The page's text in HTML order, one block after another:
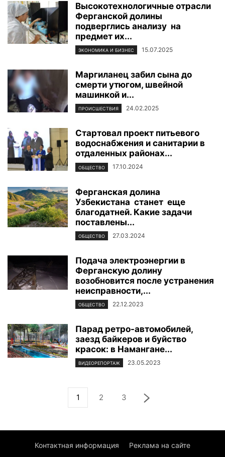
Высокотехнологичные отрасли
Ферганской долины
подверглись анализу на
предмет их...
ЭКОНОМИКА И БИЗНЕС 15.07.2025
Маргиланец забил сына до
смерти утюгом, швейной
машинкой и...
ПРОИСШЕСТВИЯ 24.02.2025
Стартовал проект питьевого
водоснабжения и санитарии в
отдаленных районах...
ОБЩЕСТВО 17.10.2024
Ферганская долина
Узбекистана станет еще
благодатней. Какие задачи
поставлены...
ОБЩЕСТВО 27.03.2024
Подача электроэнергии в
Ферганскую долину
возобновится после устранения
неисправности,...
ОБЩЕСТВО 22.12.2023
Парад ретро-автомобилей,
заезд байкеров и буйство
красок: в Намангане...
ВИДЕОРЕПОРТАЖ 23.05.2023
1 2 3
Контактная информация Реклама на сайте